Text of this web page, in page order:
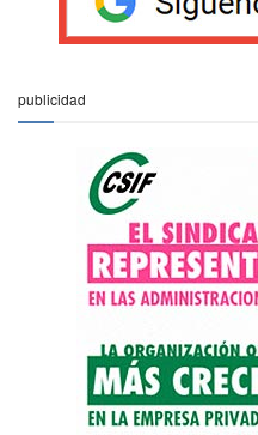
publicidad